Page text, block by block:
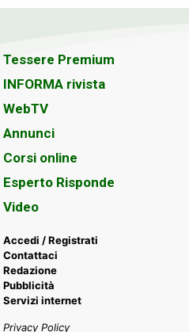
Tessere Premium
INFORMA rivista
WebTV
Annunci
Corsi online
Esperto Risponde
Video
Accedi / Registrati
Contattaci
Redazione
Pubblicità
Servizi internet
Privacy Policy